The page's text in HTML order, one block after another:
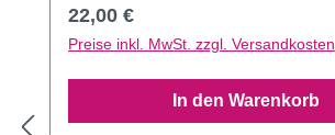
Regulärer Preis:
22,00 €
Preise inkl. MwSt. zzgl. Versandkosten
In den Warenkorb